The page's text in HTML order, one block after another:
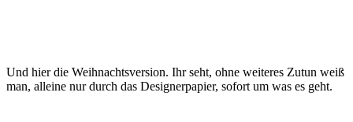
Und hier die Weihnachtsversion. Ihr seht, ohne weiteres Zutun weiß
man, alleine nur durch das Designerpapier, sofort um was es geht.